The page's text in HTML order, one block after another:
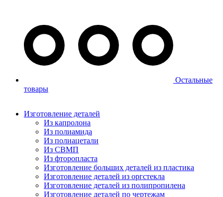
Остальные
товары
Изготовление деталей
Из капролона
Из полиамида
Из полиацетали
Из СВМП
Из фторопласта
Изготовление больших деталей из пластика
Изготовление деталей из оргстекла
Изготовление деталей из полипропилена
Изготовление деталей по чертежам